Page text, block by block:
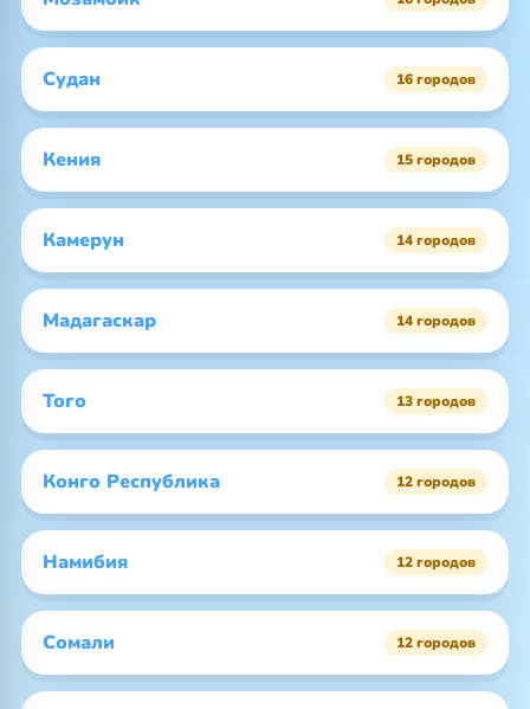
Судан 16 городов
Кения 15 городов
Камерун 14 городов
Мадагаскар 14 городов
Того 13 городов
Конго Республика 12 городов
Намибия 12 городов
Сомали 12 городов